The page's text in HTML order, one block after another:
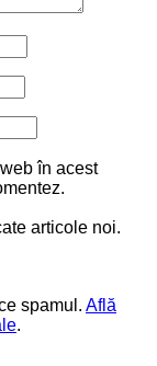
în acest
articole noi.
spamul. Află
.